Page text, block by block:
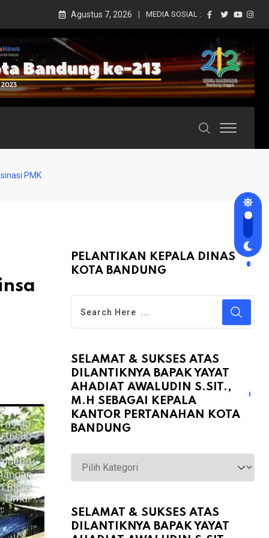
Agustus 7, 2026 MEDIA SOSIAL :
PMK
PELANTIKAN KEPALA DINAS
KOTA BANDUNG
SELAMAT & SUKSES ATAS
DILANTIKNYA BAPAK YAYAT
AHADIAT AWALUDIN S.SIT.,
M.H SEBAGAI KEPALA
KANTOR PERTANAHAN KOTA
BANDUNG
Selamat
&
atas
Dilantiknya
SELAMAT & SUKSES ATAS
DILANTIKNYA BAPAK YAYAT